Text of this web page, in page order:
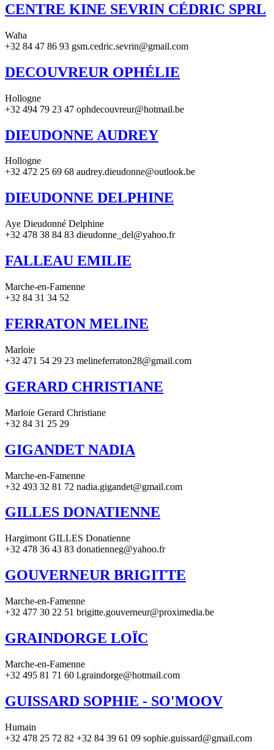
CENTRE KINE SEVRIN CÉDRIC SPRL
Waha
+32 84 47 86 93 gsm.cedric.sevrin@gmail.com
DECOUVREUR OPHÉLIE
Hollogne
+32 494 79 23 47 ophdecouvreur@hotmail.be
DIEUDONNE AUDREY
Hollogne
+32 472 25 69 68 audrey.dieudonne@outlook.be
DIEUDONNE DELPHINE
Aye Dieudonné Delphine
+32 478 38 84 83 dieudonne_del@yahoo.fr
FALLEAU EMILIE
Marche-en-Famenne
+32 84 31 34 52
FERRATON MELINE
Marloie
+32 471 54 29 23 melineferraton28@gmail.com
GERARD CHRISTIANE
Marloie Gerard Christiane
+32 84 31 25 29
GIGANDET NADIA
Marche-en-Famenne
+32 493 32 81 72 nadia.gigandet@gmail.com
GILLES DONATIENNE
Hargimont GILLES Donatienne
+32 478 36 43 83 donatienneg@yahoo.fr
GOUVERNEUR BRIGITTE
Marche-en-Famenne
+32 477 30 22 51 brigitte.gouverneur@proximedia.be
GRAINDORGE LOÏC
Marche-en-Famenne
+32 495 81 71 60 l.graindorge@hotmail.com
GUISSARD SOPHIE - SO'MOOV
Humain
+32 478 25 72 82 +32 84 39 61 09 sophie.guissard@gmail.com